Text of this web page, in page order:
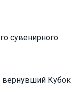
сувенирного
вернувший Кубок